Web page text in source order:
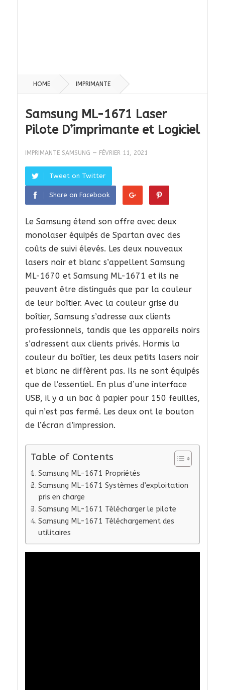
HOME IMPRIMANTE
Samsung ML-1671 Laser
Pilote D’imprimante et Logiciel
IMPRIMANTE SAMSUNG — FÉVRIER 11, 2021
Tweet on Twitter
Share on Facebook
Le Samsung étend son offre avec deux
monolaser équipés de Spartan avec des
coûts de suivi élevés. Les deux nouveaux
lasers noir et blanc s’appellent Samsung
ML-1670 et Samsung ML-1671 et ils ne
peuvent être distingués que par la couleur
de leur boîtier. Avec la couleur grise du
boîtier, Samsung s’adresse aux clients
professionnels, tandis que les appareils noirs
s’adressent aux clients privés. Hormis la
couleur du boîtier, les deux petits lasers noir
et blanc ne diffèrent pas. Ils ne sont équipés
que de l’essentiel. En plus d’une interface
USB, il y a un bac à papier pour 150 feuilles,
qui n’est pas fermé. Les deux ont le bouton
de l’écran d’impression.
Table of Contents
Samsung ML-1671 Propriétés
Samsung ML-1671 Systèmes d’exploitation
pris en charge
Samsung ML-1671 Télécharger le pilote
Samsung ML-1671 Téléchargement des
utilitaires